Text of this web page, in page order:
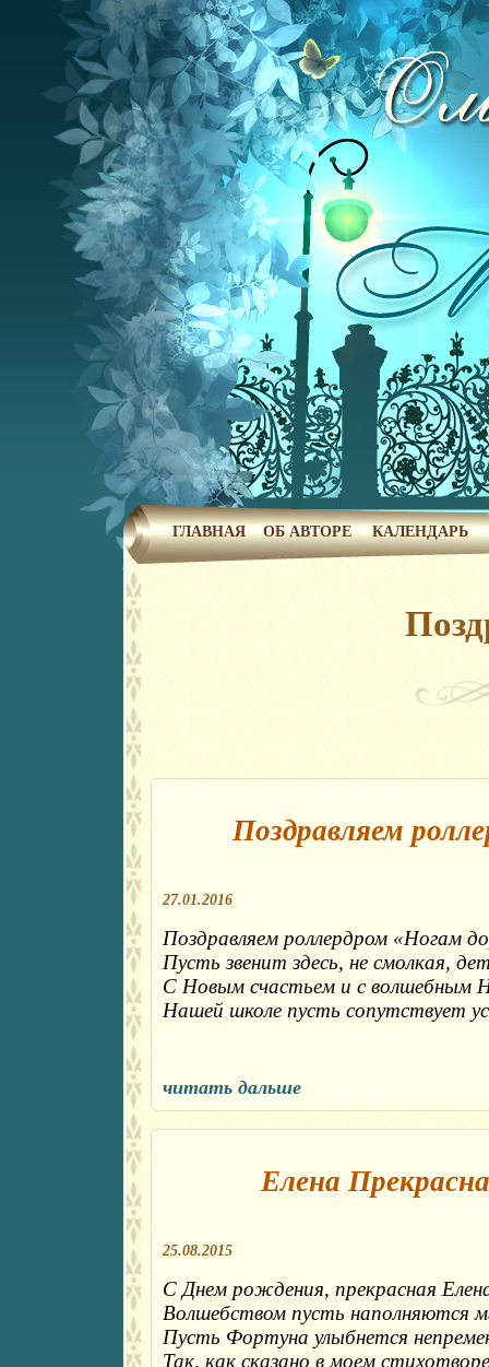
ГЛАВНАЯ ОБ АВТОРЕ КАЛЕНДАРЬ
Поздравляем
27.01.2016
Поздравляем роллердром «Ногам
Пусть звенит здесь, не смолкая,
С Новым счастьем и с волшебным
Нашей школе пусть сопутствует
читать дальше
Елена
25.08.2015
С Днем рождения, прекрасная
Волшебством пусть наполняются
Пусть Фортуна улыбнется
Так, как сказано в моем